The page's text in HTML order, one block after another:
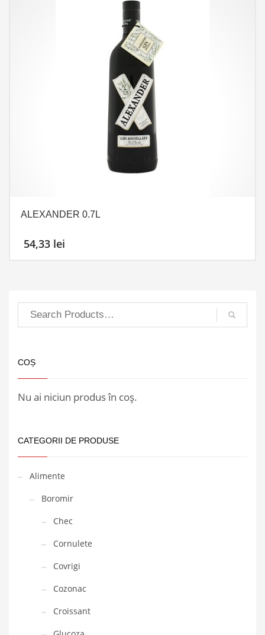
ALEXANDER 0.7L
54,33 lei
COȘ
Nu ai niciun produs în coș.
CATEGORII DE PRODUSE
Alimente
Boromir
Chec
Cornulete
Covrigi
Cozonac
Croissant